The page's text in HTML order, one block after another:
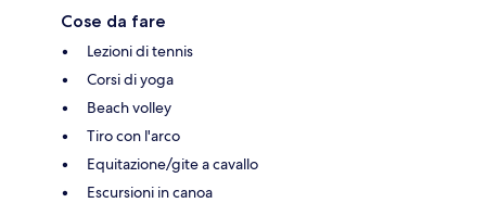
Cose da fare
Lezioni di tennis
Corsi di yoga
Beach volley
Tiro con l'arco
Equitazione/gite a cavallo
Escursioni in canoa